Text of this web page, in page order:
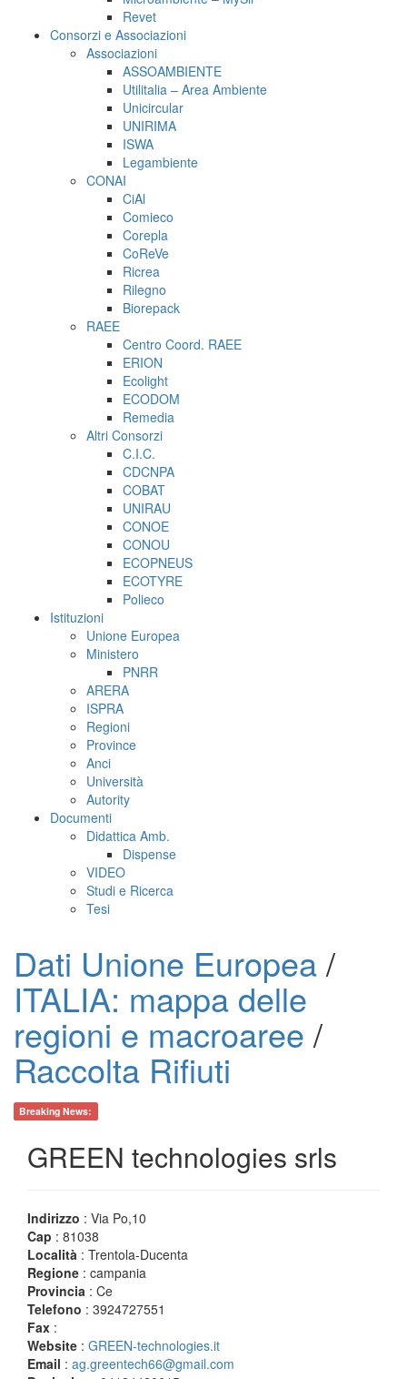
Revet
Consorzi e Associazioni
Associazioni
ASSOAMBIENTE
Utilitalia – Area Ambiente
Unicircular
UNIRIMA
ISWA
Legambiente
CONAI
CiAl
Comieco
Corepla
CoReVe
Ricrea
Rilegno
Biorepack
RAEE
Centro Coord. RAEE
ERION
Ecolight
ECODOM
Remedia
Altri Consorzi
C.I.C.
CDCNPA
COBAT
UNIRAU
CONOE
CONOU
ECOPNEUS
ECOTYRE
Polieco
Istituzioni
Unione Europea
Ministero
PNRR
ARERA
ISPRA
Regioni
Province
Anci
Università
Autority
Documenti
Didattica Amb.
Dispense
VIDEO
Studi e Ricerca
Tesi
Dati Unione Europea/
ITALIA: mappa delle
regioni e macroaree /
Raccolta Rifiuti
Breaking News:
GREEN technologies srls
Indirizzo : Via Po,10
Cap : 81038
Località : Trentola-Ducenta
Regione : campania
Provincia : Ce
Telefono : 3924727551
Fax :
Website : GREEN-technologies.it
Email : ag.greentech66@gmail.com